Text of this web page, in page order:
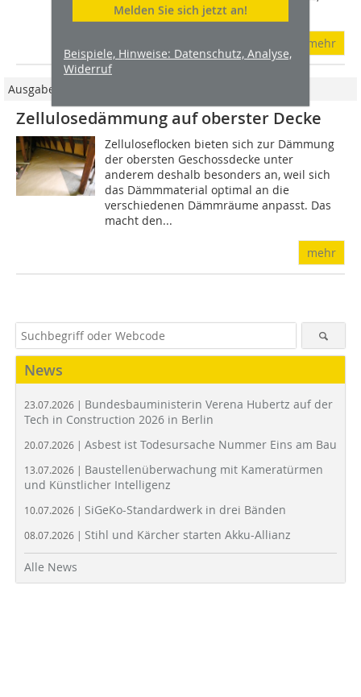
Melden Sie sich jetzt an!
Beispiele, Hinweise: Datenschutz, Analyse,
Widerruf
ging...
mehr
Ausgabe 05/2011
Zellulosedämmung auf oberster Decke
Zelluloseflocken bieten sich zur Dämmung
der obersten Geschossdecke unter
anderem deshalb besonders an, weil sich
das Dämmmaterial optimal an die
verschiedenen Dämmräume anpasst. Das
macht den...
mehr
News
23.07.2026 | Bundesbauministerin Verena Hubertz auf der
Tech in Construction 2026 in Berlin
20.07.2026 | Asbest ist Todesursache Nummer Eins am Bau
13.07.2026 | Baustellenüberwachung mit Kameratürmen
und Künstlicher Intelligenz
10.07.2026 | SiGeKo-Standardwerk in drei Bänden
08.07.2026 | Stihl und Kärcher starten Akku-Allianz
Alle News